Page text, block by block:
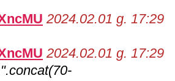
2024.02.01 g. 17:29
2024.02.01 g. 17:29